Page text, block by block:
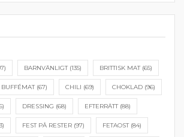
BARNVÄNLIGT(135) BRITTISK MAT(65)
BUFFÉMAT(67) CHILI (69) CHOKLAD (96)
DRESSING (68) EFTERRÄTT(88)
FEST PÅ RESTER(97) FETAOST(84)